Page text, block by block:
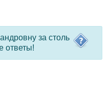
за столь
ответы!